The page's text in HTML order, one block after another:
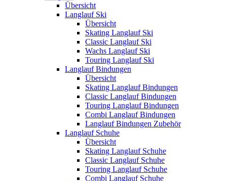
Übersicht
Langlauf Ski
Übersicht
Skating Langlauf Ski
Classic Langlauf Ski
Wachs Langlauf Ski
Touring Langlauf Ski
Langlauf Bindungen
Übersicht
Skating Langlauf Bindungen
Classic Langlauf Bindungen
Touring Langlauf Bindungen
Combi Langlauf Bindungen
Langlauf Bindungen Zubehör
Langlauf Schuhe
Übersicht
Skating Langlauf Schuhe
Classic Langlauf Schuhe
Touring Langlauf Schuhe
Combi Langlauf Schuhe